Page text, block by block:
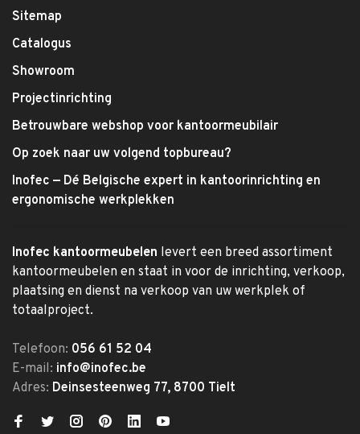
Sitemap
Catalogus
Showroom
Projectinrichting
Betrouwbare webshop voor kantoormeubilair
Op zoek naar uw volgend topbureau?
Inofec — Dé Belgische expert in kantoorinrichting en
ergonomische werkplekken
Inofec kantoormeubelen levert een breed assortiment
kantoormeubelen en staat in voor de inrichting, verkoop,
plaatsing en dienst na verkoop van uw werkplek of
totaalproject.
Telefoon: 056 61 52 04
E-mail: info@inofec.be
Adres: Deinsesteenweg 77, 8700 Tielt